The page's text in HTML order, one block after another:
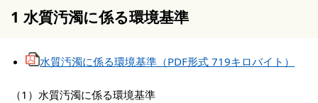
1 水質汚濁に係る環境基準
水質汚濁に係る環境基準（PDF形式 719キロバイト）
（1）水質汚濁に係る環境基準